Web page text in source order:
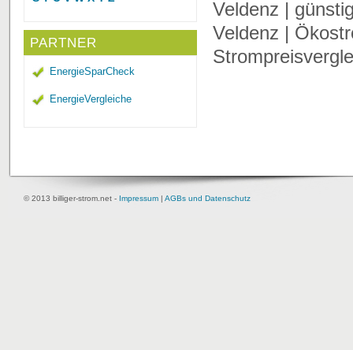
PARTNER
EnergieSparCheck
EnergieVergleiche
Veldenz |
Veldenz |
© 2013 billiger-strom.net - Impressum | AGBs und Datenschutz